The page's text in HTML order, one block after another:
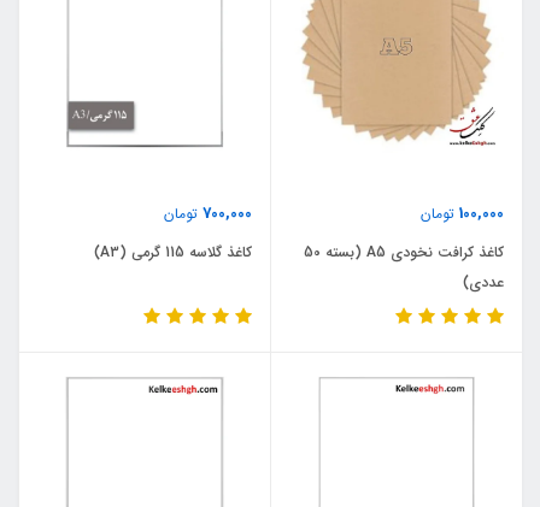
100,000 تومان
کاغذ کرافت نخودی A5 (بسته 50
عددی)
700,000 تومان
کاغذ گلاسه 115 گرمی (A3)